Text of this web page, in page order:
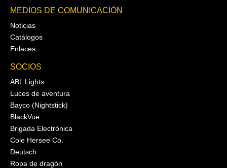
MEDIOS DE COMUNICACIÓN
Noticias
Catálogos
Enlaces
SOCIOS
ABL Lights
Luces de aventura
Bayco (Nightstick)
BlackVue
Brigada Electrónica
Cole Hersee Co.
Deutsch
Ropa de dragón